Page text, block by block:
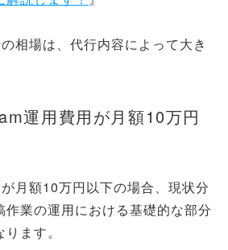
相場は、代行内容によって大き
運用費用が月額10万円
月額10万円以下の場合、現状分
業の運用における基礎的な部分
ます。